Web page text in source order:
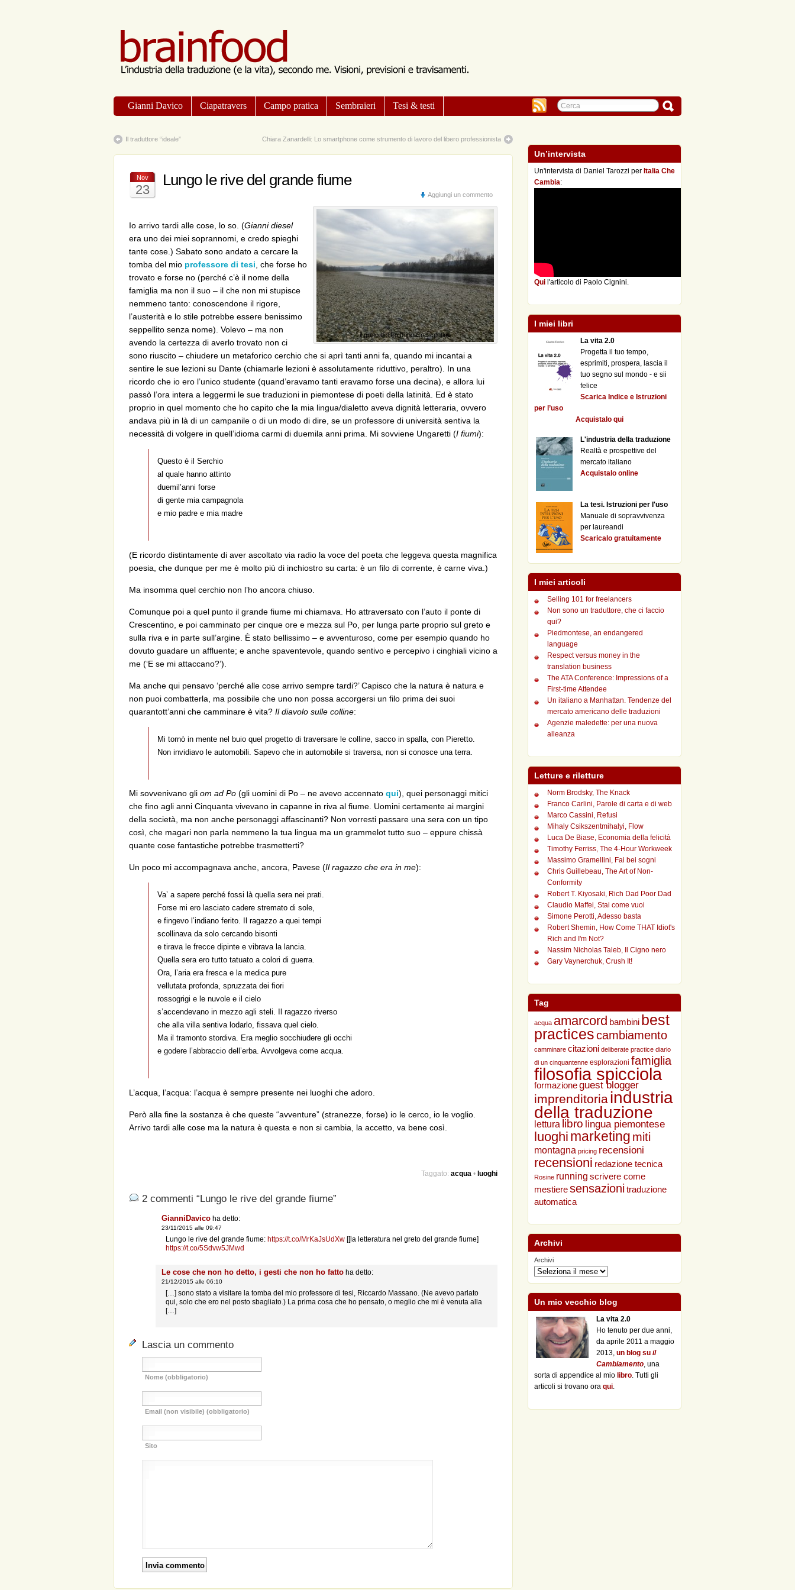
Gianni Davico Ciapatravers Campo pratica Sembraieri Tesi & testi
Il traduttore “ideale” Chiara Zanardelli: Lo smartphone come strumento di lavoro del libero professionista
Nov
23
Lungo le rive del grande fiume
Aggiungi un commento
il greto del Po dopo Crescentino
Io arrivo tardi alle cose, lo so. (Gianni diesel
era uno dei miei soprannomi, e credo spieghi
tante cose.) Sabato sono andato a cercare la
tomba del mio professore di tesi , che forse ho
trovato e forse no (perché c’è il nome della
famiglia ma non il suo – il che non mi stupisce
nemmeno tanto: conoscendone il rigore,
l’austerità e lo stile potrebbe essere benissimo
seppellito senza nome). Volevo – ma non
avendo la certezza di averlo trovato non ci
sono riuscito – chiudere un metaforico cerchio che si aprì tanti anni fa, quando mi incantai a
sentire le sue lezioni su Dante (chiamarle lezioni è assolutamente riduttivo, peraltro). In una
ricordo che io ero l’unico studente (quand’eravamo tanti eravamo forse una decina), e allora lui
passò l’ora intera a leggermi le sue traduzioni in piemontese di poeti della latinità. Ed è stato
proprio in quel momento che ho capito che la mia lingua/dialetto aveva dignità letteraria, ovvero
andava più in là di un campanile o di un modo di dire, se un professore di università sentiva la
necessità di volgere in quell’idioma carmi di duemila anni prima. Mi sovviene Ungaretti (I fiumi):
Questo è il Serchio
al quale hanno attinto
duemil’anni forse
di gente mia campagnola
e mio padre e mia madre
(E ricordo distintamente di aver ascoltato via radio la voce del poeta che leggeva questa magnifica
poesia, che dunque per me è molto più di inchiostro su carta: è un filo di corrente, è carne viva.)
Ma insomma quel cerchio non l’ho ancora chiuso.
Comunque poi a quel punto il grande fiume mi chiamava. Ho attraversato con l’auto il ponte di
Crescentino, e poi camminato per cinque ore e mezza sul Po, per lunga parte proprio sul greto e
sulla riva e in parte sull’argine. È stato bellissimo – e avventuroso, come per esempio quando ho
dovuto guadare un affluente; e anche spaventevole, quando sentivo e percepivo i cinghiali vicino a
me (‘E se mi attaccano?’).
Ma anche qui pensavo ‘perché alle cose arrivo sempre tardi?’ Capisco che la natura è natura e
non puoi combatterla, ma possibile che uno non possa accorgersi un filo prima dei suoi
quarantott’anni che camminare è vita? Il diavolo sulle colline:
Mi tornò in mente nel buio quel progetto di traversare le colline, sacco in spalla, con Pieretto.
Non invidiavo le automobili. Sapevo che in automobile si traversa, non si conosce una terra.
Mi sovvenivano gli om ad Po (gli uomini di Po – ne avevo accennato qui), quei personaggi mitici
che fino agli anni Cinquanta vivevano in capanne in riva al fiume. Uomini certamente ai margini
della società, ma non anche personaggi affascinanti? Non vorresti passare una sera con un tipo
così, che magari non parla nemmeno la tua lingua ma un grammelot tutto suo – eppure chissà
quante cose fantastiche potrebbe trasmetterti?
Un poco mi accompagnava anche, ancora, Pavese (Il ragazzo che era in me):
Va’ a sapere perché fossi là quella sera nei prati.
Forse mi ero lasciato cadere stremato di sole,
e fingevo l’indiano ferito. Il ragazzo a quei tempi
scollinava da solo cercando bisonti
e tirava le frecce dipinte e vibrava la lancia.
Quella sera ero tutto tatuato a colori di guerra.
Ora, l’aria era fresca e la medica pure
vellutata profonda, spruzzata dei fiori
rossogrigi e le nuvole e il cielo
s’accendevano in mezzo agli steli. Il ragazzo riverso
che alla villa sentiva lodarlo, fissava quel cielo.
Ma il tramonto stordiva. Era meglio socchiudere gli occhi
e godere l’abbraccio dell’erba. Avvolgeva come acqua.
L’acqua, l’acqua: l’acqua è sempre presente nei luoghi che adoro.
Però alla fine la sostanza è che queste “avventure” (stranezze, forse) io le cerco, io le voglio.
Arrivo tardi alle cose ma la natura è questa e non si cambia, la accetto, va bene così.
Taggato: acqua • luoghi
2 commenti “Lungo le rive del grande fiume”
GianniDavico ha detto:
23/11/2015 alle 09:47
Lungo le rive del grande fiume:https://t.co/MrKaJsUdXw [[la letteratura nel greto del grande fiume]
https://t.co/5Sdvw5JMwd
Le cose che non ho detto, i gesti che non ho fatto ha detto:
21/12/2015 alle 06:10
[…] sono stato a visitare la tomba del mio professore di tesi, Riccardo Massano. (Ne avevo parlato
qui, solo che ero nel posto sbagliato.) La prima cosa che ho pensato, o meglio che mi è venuta alla
[…]
Lascia un commento
Nome (obbligatorio)
Email (non visibile) (obbligatorio)
Sito
Un’intervista
Un'intervista di Daniel Tarozzi per Italia Che
Cambia:
Qui l'articolo di Paolo Cignini.
I miei libri
La vita 2.0
Progetta il tuo tempo,
esprimiti, prospera, lascia il
tuo segno sul mondo - e sii
felice
Scarica Indice e Istruzioni
per l’uso
Acquistalo qui
L'industria della traduzione
Realtà e prospettive del
mercato italiano
Acquistalo online
La tesi. Istruzioni per l'uso
Manuale di sopravvivenza
per laureandi
Scaricalo gratuitamente
I miei articoli
Selling 101 for freelancers
Non sono un traduttore, che ci faccio
qui?
Piedmontese, an endangered
language
Respect versus money in the
translation business
The ATA Conference: Impressions of a
First-time Attendee
Un italiano a Manhattan. Tendenze del
mercato americano delle traduzioni
Agenzie maledette: per una nuova
alleanza
Letture e riletture
Norm Brodsky, The Knack
Franco Carlini, Parole di carta e di web
Marco Cassini, Refusi
Mihaly Csikszentmihalyi, Flow
Luca De Biase, Economia della felicità
Timothy Ferriss, The 4-Hour Workweek
Massimo Gramellini, Fai bei sogni
Chris Guillebeau, The Art of Non-
Conformity
Robert T. Kiyosaki, Rich Dad Poor Dad
Claudio Maffei, Stai come vuoi
Simone Perotti, Adesso basta
Robert Shemin, How Come THAT Idiot's
Rich and I'm Not?
Nassim Nicholas Taleb, Il Cigno nero
Gary Vaynerchuk, Crush It!
Tag
acqua amarcord bambini best
practicescambiamento
camminare citazioni deliberate practice diario
di un cinquantenne esplorazioni famiglia
filosofia spicciola
formazioneguest blogger
imprenditoriaindustria
della traduzione
lettura libro lingua piemontese
luoghi marketing miti
montagna pricing recensioni
recensioni redazione tecnica
Rosine running scrivere come
mestieresensazionitraduzione
automatica
Archivi
Archivi
Un mio vecchio blog
La vita 2.0
Ho tenuto per due anni,
da aprile 2011 a maggio
2013, un blog su il
Cambiamento, una
sorta di appendice al mio libro. Tutti gli
articoli si trovano ora qui.